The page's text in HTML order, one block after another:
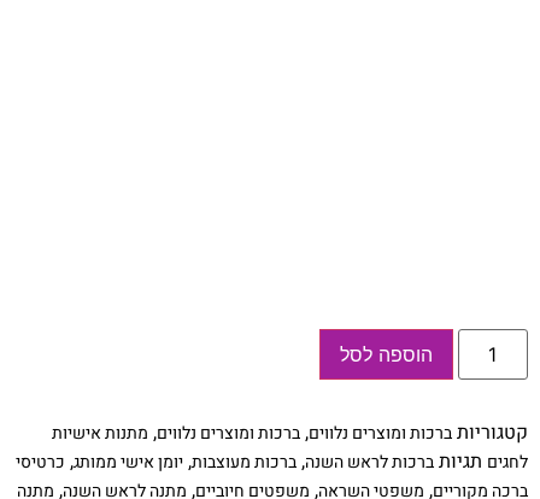
כמות
כרטיסי
לראש
השנה
הוספה לסל
קטגוריותברכות ומוצרים נלווים,ברכות ומוצרים נלווים,מתנות אישיות
לחגים תגיותברכות לראש השנה,ברכות מעוצבות,יומן אישי ממותג,כרטיסי
ברכה מקוריים,משפטי השראה,משפטים חיוביים,מתנה לראש השנה,מתנה